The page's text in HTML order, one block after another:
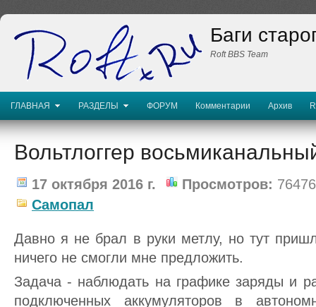
Баги
Roft BBS Team
ГЛАВНАЯ РАЗДЕЛЫ ФОРУМ Комментарии Архив
Вольтлоггер
17 октября 2016 г. Просмотров: 76476
Самопал
Давно я не брал в руки метлу, но тут
ничего не смогли мне предложить.
Задача - наблюдать на графике заряды и
подключенных аккумуляторов в